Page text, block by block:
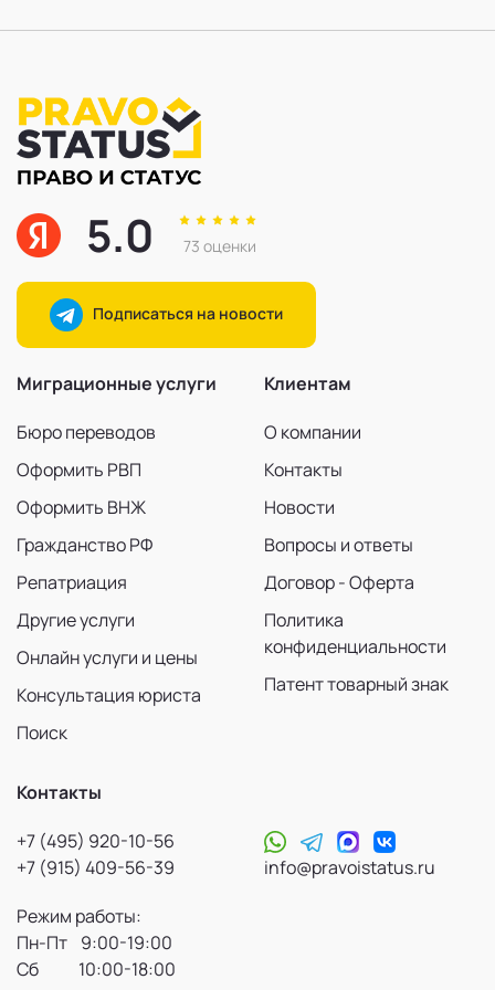
5.0 73 оценки
Подписаться на новости
Миграционные услуги
Бюро переводов
Оформить РВП
Оформить ВНЖ
Гражданство РФ
Репатриация
Другие услуги
Онлайн услуги и цены
Консультация юриста
Поиск
Клиентам
О компании
Контакты
Новости
Вопросы и ответы
Договор - Оферта
Политика
конфиденциальности
Патент товарный знак
Контакты
+7 (495) 920-10-56
+7 (915) 409-56-39
info@pravoistatus.ru
Режим работы:
Пн-Пт 9:00-19:00
Сб 10:00-18:00